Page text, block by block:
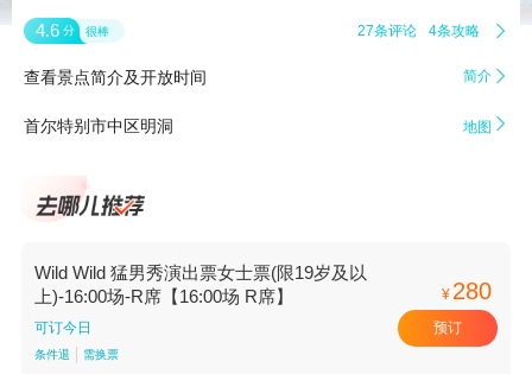
4.6 分 很棒 27条评论 4条攻略 
查看景点简介及开放时间 简介 
首尔特别市中区明洞 地图 
Wild Wild 猛男秀演出票女士票(限19岁及以
上)-16:00场-R席【16:00场 R席】
可订今日
条件退 需换票
¥ 280
预订